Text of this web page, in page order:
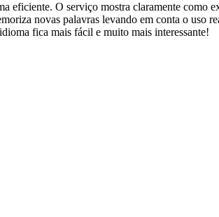
eficiente. O serviço mostra claramente como
novas palavras levando em conta o uso
fica mais fácil e muito mais interessante!